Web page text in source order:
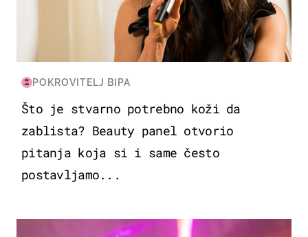
POKROVITELJ BIPA
Što je stvarno potrebno koži da
zablista? Beauty panel otvorio
pitanja koja si i same često
postavljamo...
KULTURA & ZABAVA